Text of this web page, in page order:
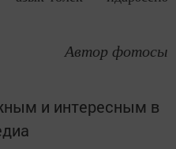
Автор фотосы
и интересным в